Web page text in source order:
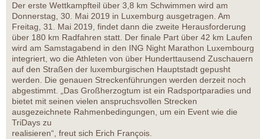
Der erste Wettkampfteil über 3,8 km Schwimmen wird am
Donnerstag, 30. Mai 2019 in Luxemburg ausgetragen. Am
Freitag, 31. Mai 2019, findet dann die zweite Herausforderung
über 180 km Radfahren statt. Der finale Part über 42 km Laufen
wird am Samstagabend in den ING Night Marathon Luxembourg
integriert, wo die Athleten von über Hunderttausend Zuschauern
auf den Straßen der luxemburgischen Hauptstadt gepusht
werden. Die genauen Streckenführungen werden derzeit noch
abgestimmt. „Das Großherzogtum ist ein Radsportparadies und
bietet mit seinen vielen anspruchsvollen Strecken
ausgezeichnete Rahmenbedingungen, um ein Event wie die
TriDays zu
realisieren“, freut sich Erich François.